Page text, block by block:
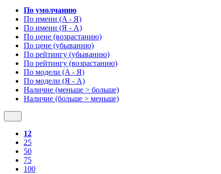
По умолчанию
По имени (A - Я)
По имени (Я - A)
По цене (возрастанию)
По цене (убыванию)
По рейтингу (убыванию)
По рейтингу (возрастанию)
По модели (A - Я)
По модели (Я - A)
Наличие (меньше > больше)
Наличие (больше > меньше)
12
25
50
75
100